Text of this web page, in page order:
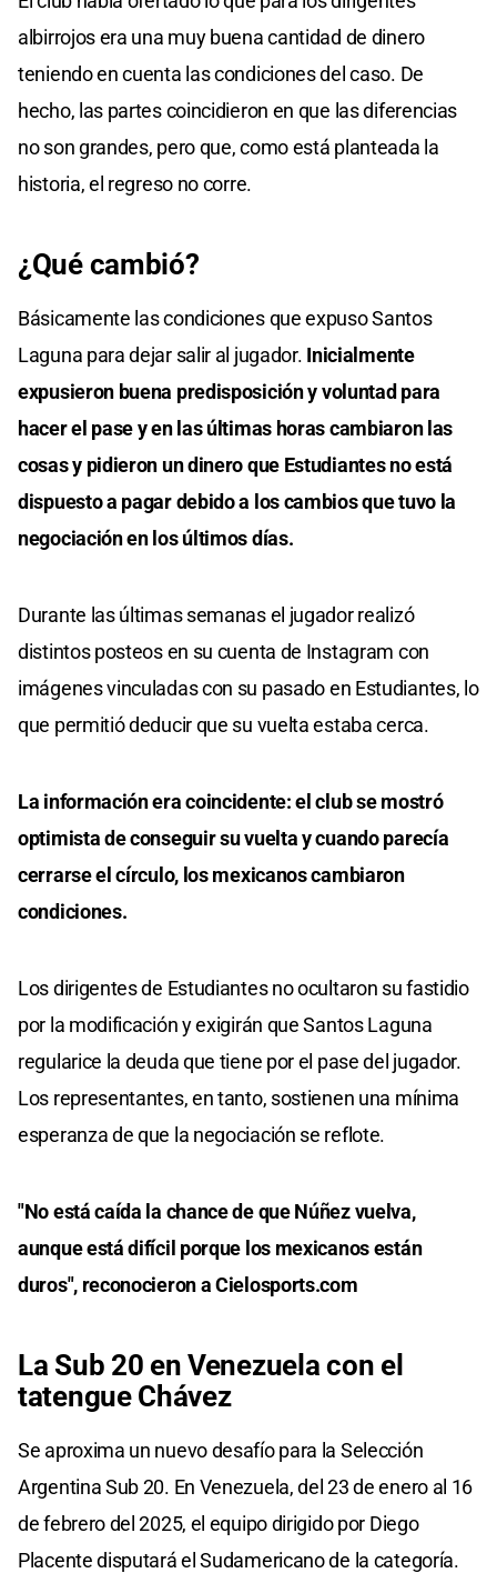
albirrojos era una muy buena cantidad de dinero
teniendo en cuenta las condiciones del caso. De
hecho, las partes coincidieron en que las diferencias
no son grandes, pero que, como está planteada la
historia, el regreso no corre.
¿Qué cambió?
Básicamente las condiciones que expuso Santos
Laguna para dejar salir al jugador. Inicialmente
expusieron buena predisposición y voluntad para
hacer el pase y en las últimas horas cambiaron las
cosas y pidieron un dinero que Estudiantes no está
dispuesto a pagar debido a los cambios que tuvo la
negociación en los últimos días.
Durante las últimas semanas el jugador realizó
distintos posteos en su cuenta de Instagram con
imágenes vinculadas con su pasado en Estudiantes, lo
que permitió deducir que su vuelta estaba cerca.
La información era coincidente: el club se mostró
optimista de conseguir su vuelta y cuando parecía
cerrarse el círculo, los mexicanos cambiaron
condiciones.
Los dirigentes de Estudiantes no ocultaron su fastidio
por la modificación y exigirán que Santos Laguna
regularice la deuda que tiene por el pase del jugador.
Los representantes, en tanto, sostienen una mínima
esperanza de que la negociación se reflote.
"No está caída la chance de que Núñez vuelva,
aunque está difícil porque los mexicanos están
duros", reconocieron a Cielosports.com
La Sub 20 en Venezuela con el
tatengue Chávez
Se aproxima un nuevo desafío para la Selección
Argentina Sub 20. En Venezuela, del 23 de enero al 16
de febrero del 2025, el equipo dirigido por Diego
Placente disputará el Sudamericano de la categoría.